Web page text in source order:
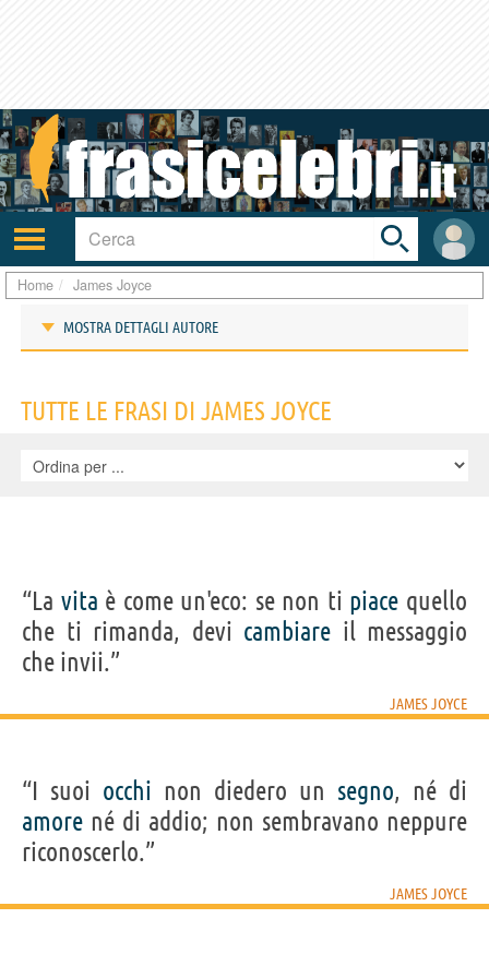
Attiva/disattiva
navigazione
User
area
Toggle
search
bar
Home James Joyce
MOSTRA DETTAGLI AUTORE
IDENTIKIT E DATI ANAGRAFICI
Nome
James
Cognome Joyce
Nato 2 febbraio 1882 a Dublino
Morto 13 gennaio 1941 a Zurigo
Professione poeta,scrittore
TUTTE LE FRASI DI JAMES JOYCE
“La vita è come un'eco: se non ti piace quello
che ti rimanda, devi cambiare il messaggio
che invii.”
JAMES JOYCE
“I suoi occhi non diedero un segno, né di
amore né di addio; non sembravano neppure
riconoscerlo.”
JAMES JOYCE